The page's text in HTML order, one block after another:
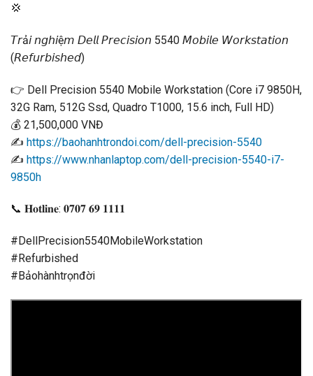
💢
𝘛𝘳ả𝘪 𝘯𝘨𝘩𝘪ệ𝘮 𝘋𝘦𝘭𝘭 𝘗𝘳𝘦𝘤𝘪𝘴𝘪𝘰𝘯 5540 𝘔𝘰𝘣𝘪𝘭𝘦 𝘞𝘰𝘳𝘬𝘴𝘵𝘢𝘵𝘪𝘰𝘯
(𝘙𝘦𝘧𝘶𝘳𝘣𝘪𝘴𝘩𝘦𝘥)
👉 Dell Precision 5540 Mobile Workstation (Core i7 9850H,
32G Ram, 512G Ssd, Quadro T1000, 15.6 inch, Full HD)
💰 21,500,000 VNĐ
✍️ https://baohanhtrondoi.com/dell-precision-5540
✍️ https://www.nhanlaptop.com/dell-precision-5540-i7-
9850h
📞 𝐇𝐨𝐭𝐥𝐢𝐧𝐞: 𝟎𝟕𝟎𝟕 𝟔𝟗 𝟏𝟏𝟏𝟏
#DellPrecision5540MobileWorkstation
#Refurbished
#Bảohànhtrọnđời